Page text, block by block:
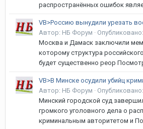
распространённых ошибок
Автор: НБ Форум · Опубликовано:
Москва и Дамаск заключили
которому структура
будет существенно реор
Автор: НБ Форум · Опубликовано:
Минский городской суд
громкого уголовного дела о
криминальным авторитетом и